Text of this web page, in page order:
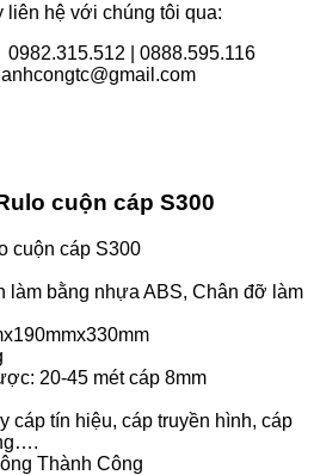
liên hệ với chúng tôi qua:
0982.315.512 | 0888.595.116
cuộn cáp S300
cuộn cáp S300
làm bằng nhựa ABS, Chân đỡ làm
20-45 mét cáp 8mm
cáp tín hiệu, cáp truyền hình, cáp
Thành Công